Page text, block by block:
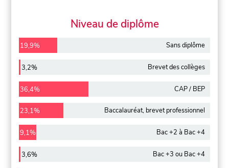
Niveau de diplôme
19,9% Sans diplôme
3,2% Brevet des collèges
36,4% CAP / BEP
23,1% Baccalauréat, brevet professionnel
9,1% Bac +2 à Bac +4
3,6% Bac +3 ou Bac +4